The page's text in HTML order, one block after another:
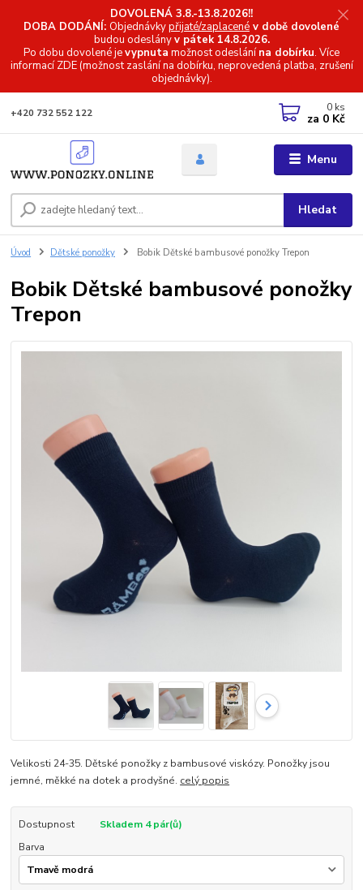
DOVOLENÁ 3.8.-13.8.2026!!
DOBA DODÁNÍ: Objednávkypřijaté/zaplacené v době dovolené
budou odeslányv pátek 14.8.2026.
Po dobu dovolené jevypnuta možnost odeslánína dobírku. Více
informacíZDE (možnost zaslání na dobírku, neprovedená platba, zrušení
objednávky).
Menu
Hledat
+420 732 552 122 0 ks
za 0 Kč
Úvod Dětské ponožky Bobik Dětské bambusové ponožky Trepon
Bobik Dětské bambusové ponožky
Trepon
Velikosti 24-35. Dětské ponožky z bambusové viskózy. Ponožky jsou
jemné, měkké na dotek a prodyšné. celý popis
Dostupnost
Skladem 4 pár(ů)
Barva